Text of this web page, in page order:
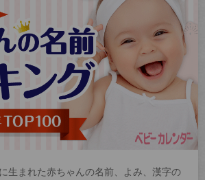
生まれた赤ちゃんの名前、よみ、漢字の